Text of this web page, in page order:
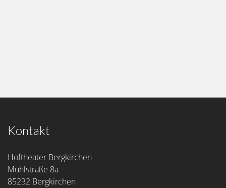
Kontakt
Hoftheater Bergkirchen
Mühlstraße 8a
85232 Bergkirchen